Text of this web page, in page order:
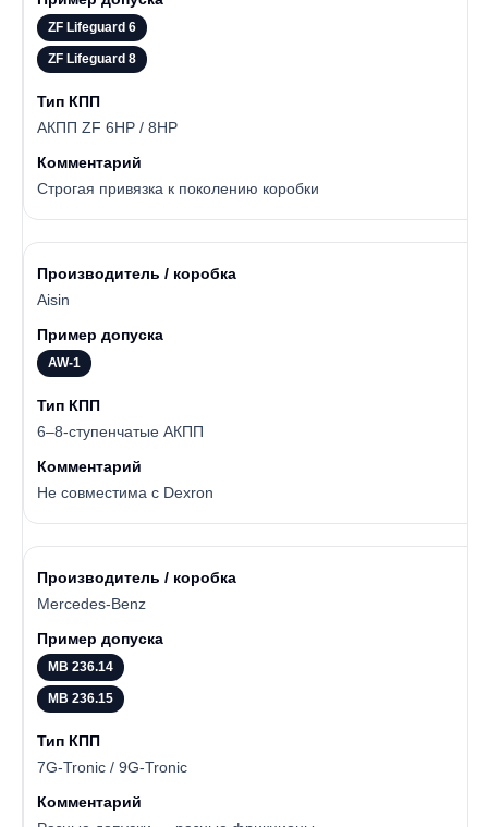
ZF Lifeguard 6
ZF Lifeguard 8
АКПП ZF 6HP / 8HP
Строгая привязка к поколению коробки
Aisin
AW-1
6–8-ступенчатые АКПП
Не совместима с Dexron
Mercedes-Benz
MB 236.14
MB 236.15
7G-Tronic / 9G-Tronic